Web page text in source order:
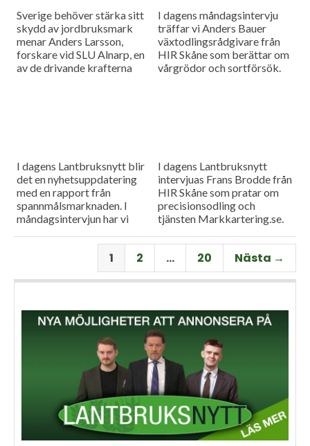
Sverige behöver stärka sitt
skydd av jordbruksmark
menar Anders Larsson,
forskare vid SLU Alnarp, en
av de drivande krafterna
I dagens måndagsintervju
träffar vi Anders Bauer
växtodlingsrådgivare från
HIR Skåne som berättar om
vårgrödor och sortförsök.
I dagens Lantbruksnytt blir
det en nyhetsuppdatering
med en rapport från
spannmålsmarknaden. I
måndagsintervjun har vi
Per Larsson som idag har
rollen som senior advisor på
I dagens Lantbruksnytt
intervjuas Frans Brodde från
HIR Skåne som pratar om
precisionsodling och
tjänsten Markkartering.se.
nyhetsuppdatering med en
rapport från
spannmålsmarknaden.
1 2 … 20 Nästa →